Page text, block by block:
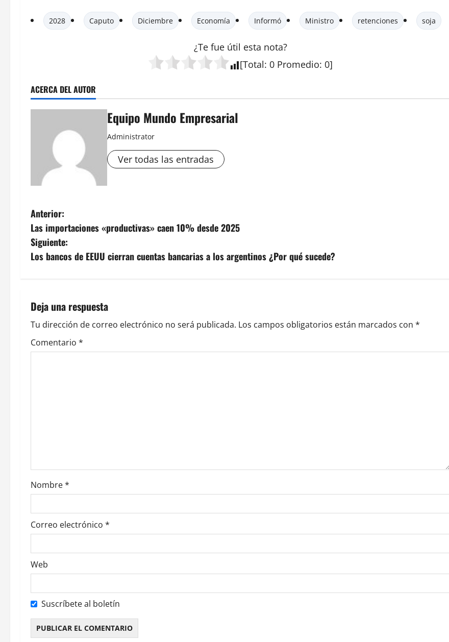
2028 Caputo Diciembre Economía Informó Ministro retenciones soja
¿Te fue útil esta nota?
[Total: 0 Promedio: 0]
ACERCA DEL AUTOR
Equipo Mundo Empresarial
Administrator
Ver todas las entradas
N
a
v
g
a
c
e
n
t
r
a
d
a
s
Anterior:
Las importaciones «productivas» caen 10% desde 2025
Siguiente:
Los bancos de EEUU cierran cuentas bancarias a los argentinos ¿Por qué sucede?
Deja una respuesta
Tu dirección de correo electrónico no será publicada. Los campos obligatorios están marcados con *
Comentario *
Nombre*
Correo electrónico *
Web
Suscríbete al boletín